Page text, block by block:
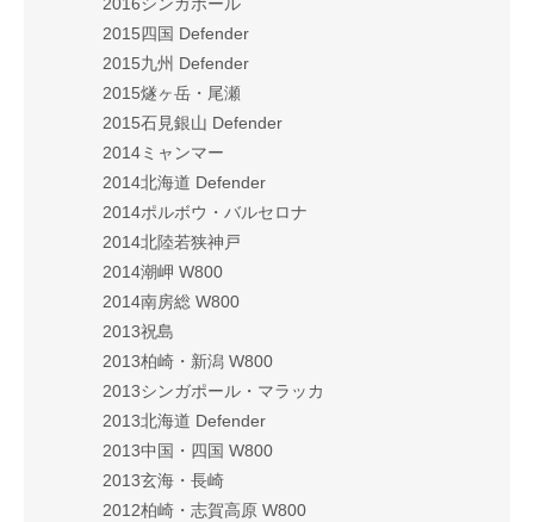
2015四国 Defender
2015九州 Defender
2015燧ヶ岳・尾瀬
2015石見銀山 Defender
2014ミャンマー
2014北海道 Defender
2014ポルボウ・バルセロナ
2014北陸若狭神戸
2014潮岬 W800
2014南房総 W800
2013祝島
2013柏崎・新潟 W800
2013シンガポール・マラッカ
2013北海道 Defender
2013中国・四国 W800
2013玄海・長崎
2012柏崎・志賀高原 W800